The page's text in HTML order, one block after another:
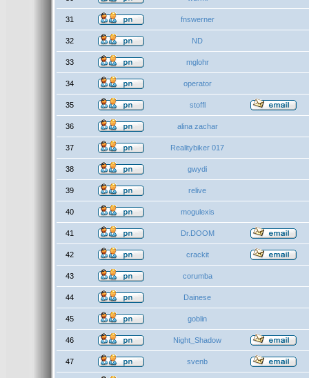
31 fnswerner
32 ND
33 mglohr
34 operator
35 stoffl
36 alina zachar
37 Realitybiker 017
38 gwydi
39 relive
40 mogulexis
41 Dr.DOOM
42 crackit
43 corumba
44 Dainese
45 goblin
46 Night_Shadow
47 svenb